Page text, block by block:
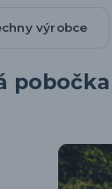
výrobce
pobočka